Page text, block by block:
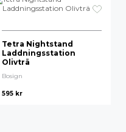
Tetra Nightstand
Laddningsstation
Olivträ
Bosign
595 kr